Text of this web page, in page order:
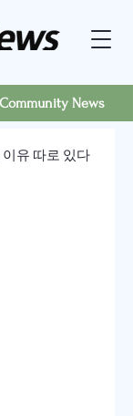
News
유 따로 있다